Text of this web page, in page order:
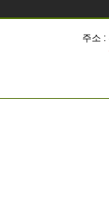
주소